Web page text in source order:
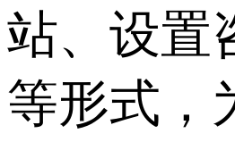
站、设置
等形式，